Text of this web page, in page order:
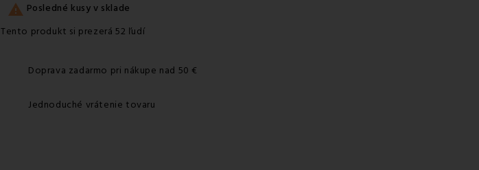
 Posledné kusy v sklade
Tento produkt si prezerá 52 ľudí
Doprava zadarmo pri nákupe nad 50 €
Jednoduché vrátenie tovaru